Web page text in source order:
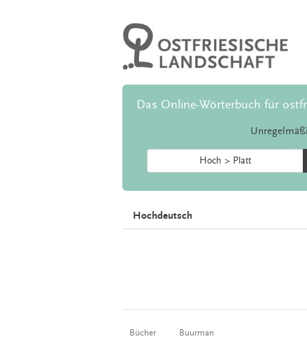
Das Online-Wörterbuch für
Hoch > Platt
Hochdeutsch
Bücher Buurman